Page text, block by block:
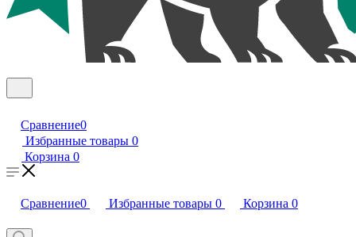
Сравнение0
Избранные товары 0
Корзина 0
Сравнение0 Избранные товары 0 Корзина 0